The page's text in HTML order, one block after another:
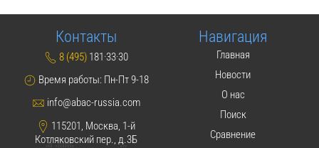
Контакты
8 (495) 181·33·30
Время работы: Пн-Пт 9-18
info@abac-russia.com
115201, Москва, 1-й
Котляковский пер., д.3Б
Навигация
Главная
Новости
О нас
Поиск
Сравнение